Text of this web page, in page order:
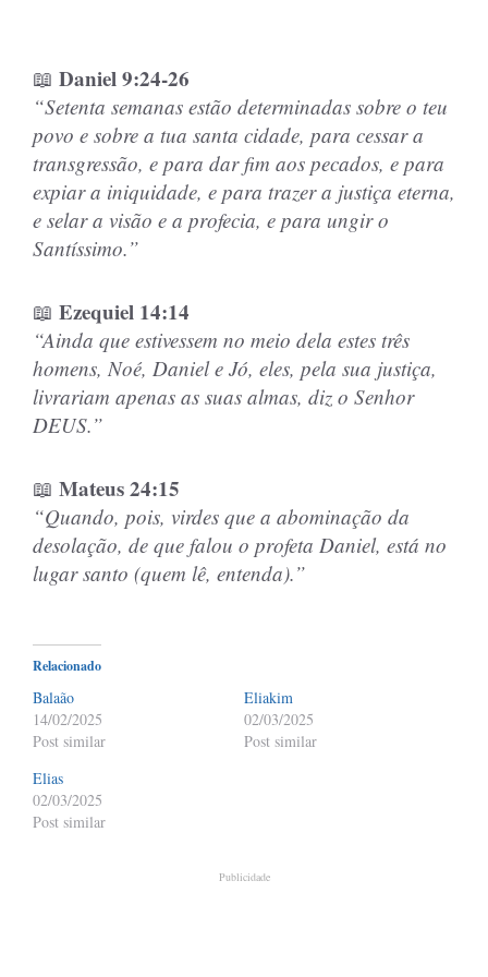
📖 Daniel 9:24-26
“Setenta semanas estão determinadas sobre o teu
povo e sobre a tua santa cidade, para cessar a
transgressão, e para dar fim aos pecados, e para
expiar a iniquidade, e para trazer a justiça eterna,
e selar a visão e a profecia, e para ungir o
Santíssimo.”
📖 Ezequiel 14:14
“Ainda que estivessem no meio dela estes três
homens, Noé, Daniel e Jó, eles, pela sua justiça,
livrariam apenas as suas almas, diz o Senhor
DEUS.”
📖 Mateus 24:15
“Quando, pois, virdes que a abominação da
desolação, de que falou o profeta Daniel, está no
lugar santo (quem lê, entenda).”
Relacionado
Balaão
14/02/2025
Post similar
Eliakim
02/03/2025
Post similar
Elias
02/03/2025
Post similar
Publicidade